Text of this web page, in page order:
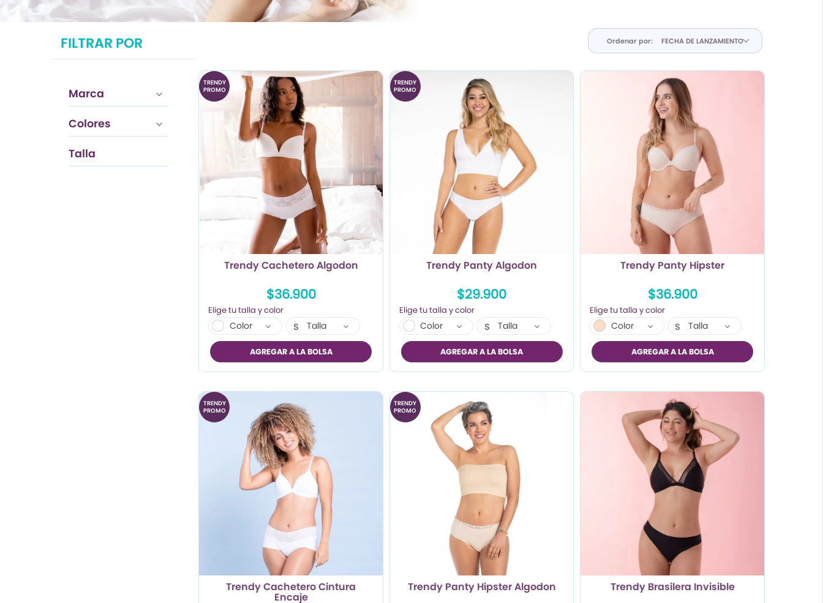
TRENDY PROMO
FILTRAR POR Ordenar por:
Marca
Colores
Talla
TRENDY
PROMO
Trendy Cachetero Algodon
$36.900
Color
S
M
L
XL
Talla
AGREGAR A LA BOLSA
TRENDY
PROMO
Trendy Panty Algodon
$29.900
Color
S
M
L
Talla
AGREGAR A LA BOLSA
Trendy Panty Hipster
$36.900
Color
S
M
L
Talla
AGREGAR A LA BOLSA
TRENDY
PROMO
Trendy Cachetero Cintura
Encaje
TRENDY
PROMO
Trendy Panty Hipster Algodon Trendy Brasilera Invisible